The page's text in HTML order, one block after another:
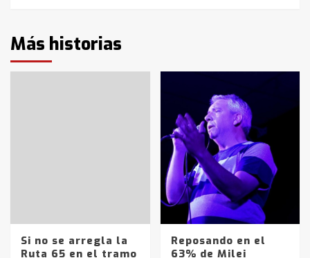
Más historias
Si no se arregla la
Ruta 65 en el tramo
Reposando en el
63% de Milei